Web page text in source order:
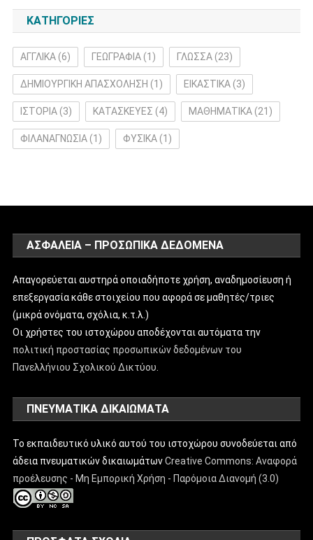
ΚΑΤΗΓΟΡΙΕΣ
ΑΓΓΛΙΚΑ(6) ΓΕΩΓΡΑΦΙΑ(1) ΓΛΩΣΣΑ(23)
ΔΗΜΙΟΥΡΓΙΚΗ ΑΠΑΣΧΟΛΗΣΗ (1) ΕΙΚΑΣΤΙΚΑ(3)
ΙΣΤΟΡΙΑ(3) ΚΑΤΑΣΚΕΥΕΣ (4) ΜΑΘΗΜΑΤΙΚΑ(21)
ΦΙΛΑΝΑΓΝΩΣΙΑ(1) ΦΥΣΙΚΑ(1)
ΑΣΦΑΛΕΙΑ – ΠΡΟΣΩΠΙΚΑ ΔΕΔΟΜΕΝΑ
Απαγορεύεται αυστηρά οποιαδήποτε χρήση, αναδημοσίευση ή
επεξεργασία κάθε στοιχείου που αφορά σε μαθητές/τριες
(μικρά ονόματα, σχόλια, κ.τ.λ.)
Οι χρήστες του ιστοχώρου αποδέχονται αυτόματα την
πολιτική προστασίας προσωπικών δεδομένων του
Πανελλήνιου Σχολικού Δικτύου
ΠΝΕΥΜΑΤΙΚΑ ΔΙΚΑΙΩΜΑΤΑ
Το εκπαιδευτικό υλικό αυτού του ιστοχώρου συνοδεύεται από
άδεια πνευματικών δικαιωμάτωνCreative Commons: Αναφορά
προέλευσης - Μη Εμπορική Χρήση - Παρόμοια Διανομή (3.0)